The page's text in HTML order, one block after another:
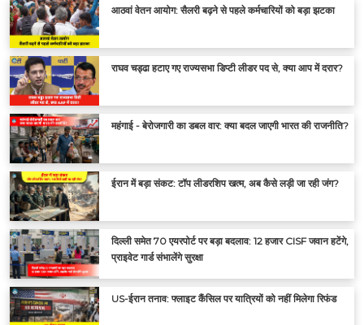
आठवां वेतन आयोग: सैलरी बढ़ने से पहले कर्मचारियों को बड़ा झटका
राघव चड्ढा हटाए गए राज्यसभा डिप्टी लीडर पद से, क्या आप में दरार?
महंगाई - बेरोजगारी का डबल वार: क्या बदल जाएगी भारत की राजनीति?
ईरान में बड़ा संकट: टॉप लीडरशिप खत्म, अब कैसे लड़ी जा रही जंग?
दिल्ली समेत 70 एयरपोर्ट पर बड़ा बदलाव: 12 हजार CISF जवान हटेंगे,
प्राइवेट गार्ड संभालेंगे सुरक्षा
US-ईरान तनाव: फ्लाइट कैंसिल पर यात्रियों को नहीं मिलेगा रिफंड